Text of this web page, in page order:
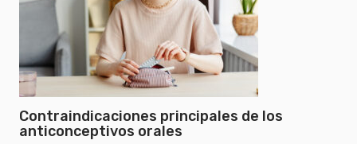
Contraindicaciones principales de los
anticonceptivos orales